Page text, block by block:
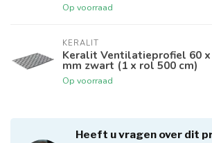
Op voorraad
KERALIT
Keralit Ventilatieprofiel 60
mm zwart (1 x rol 500 cm)
Op voorraad
Heeft u vragen over dit